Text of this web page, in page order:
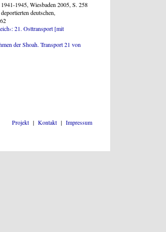
1945, Wiesbaden 2005, S. 258
deutschen,
21. Osttransport [mit
der Shoah. Transport 21 von
Projekt | Kontakt | Impressum